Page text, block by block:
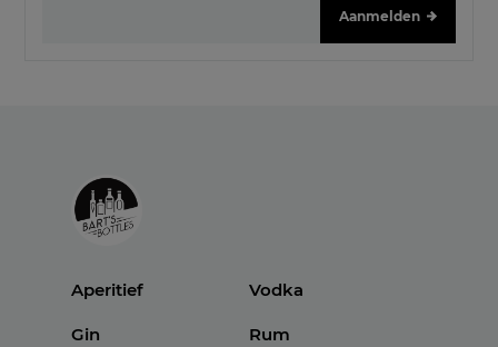
Aanmelden
Aperitief Vodka
Gin Rum